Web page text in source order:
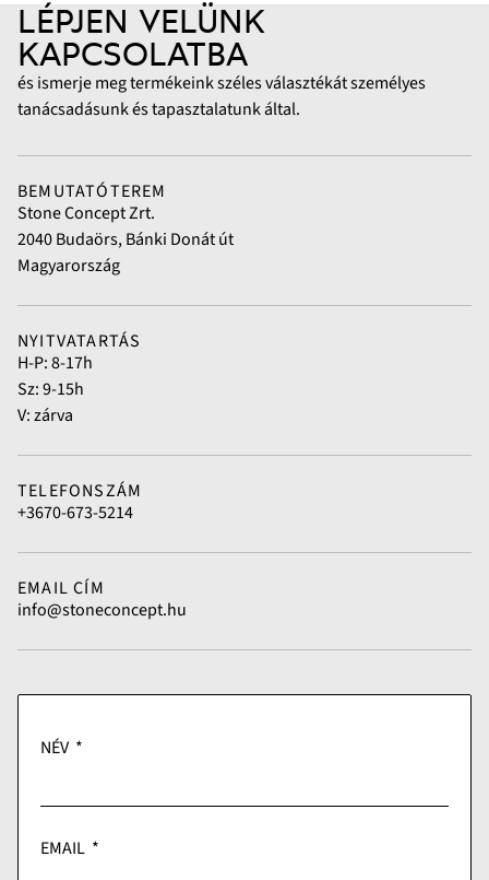
LÉPJEN VELÜNK
KAPCSOLATBA
és ismerje meg termékeink széles választékát személyes
tanácsadásunk és tapasztalatunk által.
NYITVATARTÁS
H-P: 8-17h
Sz: 9-15h
V: zárva
BEMUTATÓTEREM
Stone Concept Zrt.
2040 Budaörs, Bánki Donát út
Magyarország
TELEFONSZÁM
+3670-673-5214
EMAIL CÍM
info@stoneconcept.hu
NÉV
EMAIL